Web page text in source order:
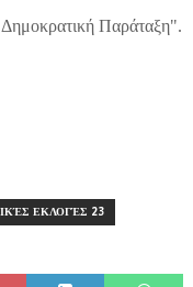
Δημοκρατική Παράταξη".
ΕΚΛΟΓΈΣ 23